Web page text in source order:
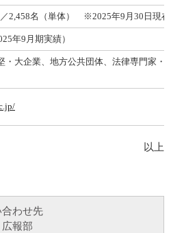
2,458名（単体） ※2025年9月30日現在
年9月期実績）
・大企業、地方公共団体、法律専門家
以上
わせ先
報部